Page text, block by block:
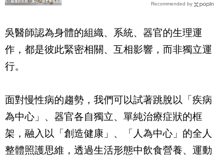
的人都不知道｜每日健康 Health
Recommended by
吳醫師認為身體的組織、系統、器官的生理運
作，都是彼此緊密相關、互相影響，而非獨立運
行。
面對慢性病的趨勢，我們可以試著跳脫以「疾病
為中心」、器官各自獨立、單純治療症狀的框
架，融入以「創造健康」、「人為中心」的全人
整體照護思維，透過生活形態中飲食營養、運動